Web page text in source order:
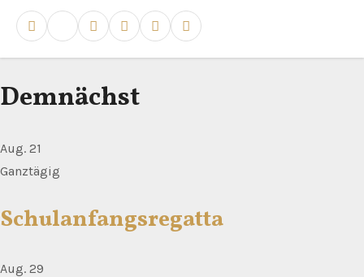
Demnächst
Aug. 21
Ganztägig
Schulanfangsregatta
Aug. 29